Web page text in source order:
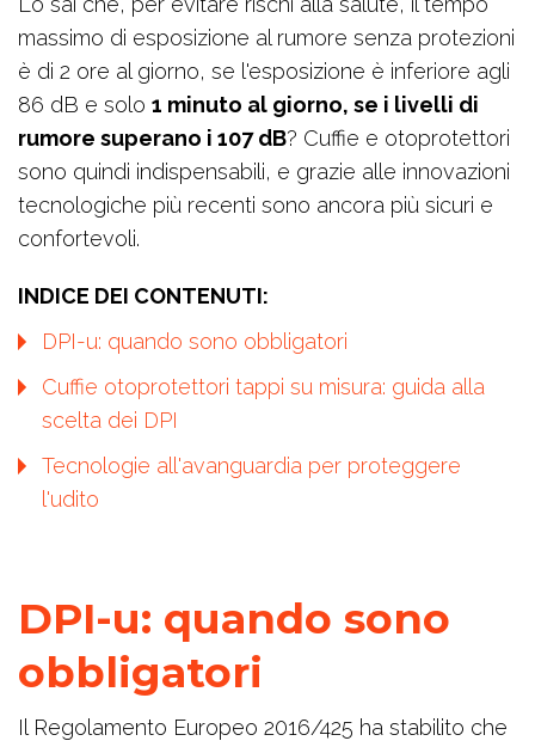
massimo di esposizione al rumore senza protezioni
è di 2 ore al giorno, se l'esposizione è inferiore agli
86 dB e solo 1 minuto al giorno, se i livelli di
rumore superano i 107 dB? Cuffie e otoprotettori
sono quindi indispensabili, e grazie alle innovazioni
tecnologiche più recenti sono ancora più sicuri e
confortevoli.
INDICE DEI CONTENUTI:
DPI-u: quando sono obbligatori
Cuffie otoprotettori tappi su misura: guida alla
scelta dei DPI
Tecnologie all'avanguardia per proteggere
l'udito
DPI-u: quando sono
obbligatori
Il Regolamento Europeo 2016/425 ha stabilito che